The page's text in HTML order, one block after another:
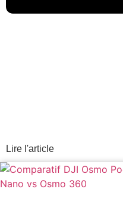
Lire l'article